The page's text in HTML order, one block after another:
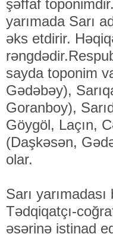
şəffaf
yarımada Sarı
əks etdirir.
sayda toponim
Gədəbəy),
Goranboy),
Göygöl, Laçın,
(Daşkəsən,
olar.
Sarı
Tədqiqatçı-
əsərinə istinad